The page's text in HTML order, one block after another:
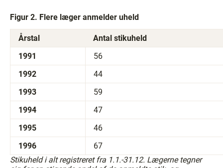
Figur 2. Flere læger anmelder uheld
Årstal
Antal stikuheld
1991
56
1992
44
1993
59
1994
47
1995
46
1996
67
Stikuheld i alt registreret fra 1.1.-31.12. Lægerne tegner